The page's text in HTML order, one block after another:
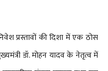
प्रस्तावों की दिशा में एक ठोस
डॉ. मोहन यादव के नेतृत्व में